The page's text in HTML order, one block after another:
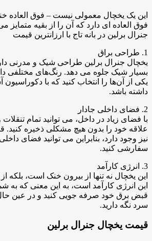
این یک یخچال معمولی نیست – فوق العاده
فوق العاده ای دارد که آن را از بقیه
جنرال برلین در بانه تاج با ارزانترین قیمت
1. طراحی براق
یخچال جنرال برلین طراحی شیک و مدرنی
بسیار شیک جلوه می دهد. رنگ‌های مختلفی
یکی از آن‌ها را انتخاب کنید که با
داشته باشد.
2. فضای داخلی جادار
با فضای زیاد در داخل، می توانید تمام
علاقه خود را بدون هیچ مشکلی ذخیره کنید.
نیز وجود دارد، بنابراین می توانید فضای
سفارشی کنید.
3. انرژی کارآمد
این یخچال نه تنها از بیرون خنک است، بلکه
این انرژی کارآمد است، به این معنی که به
قبض برق خود صرفه جویی کنید و در عین
سرد نگه دارید.
قیمت یخچال جنرال برلین